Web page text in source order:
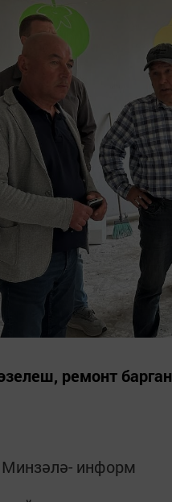
ремонт
информ